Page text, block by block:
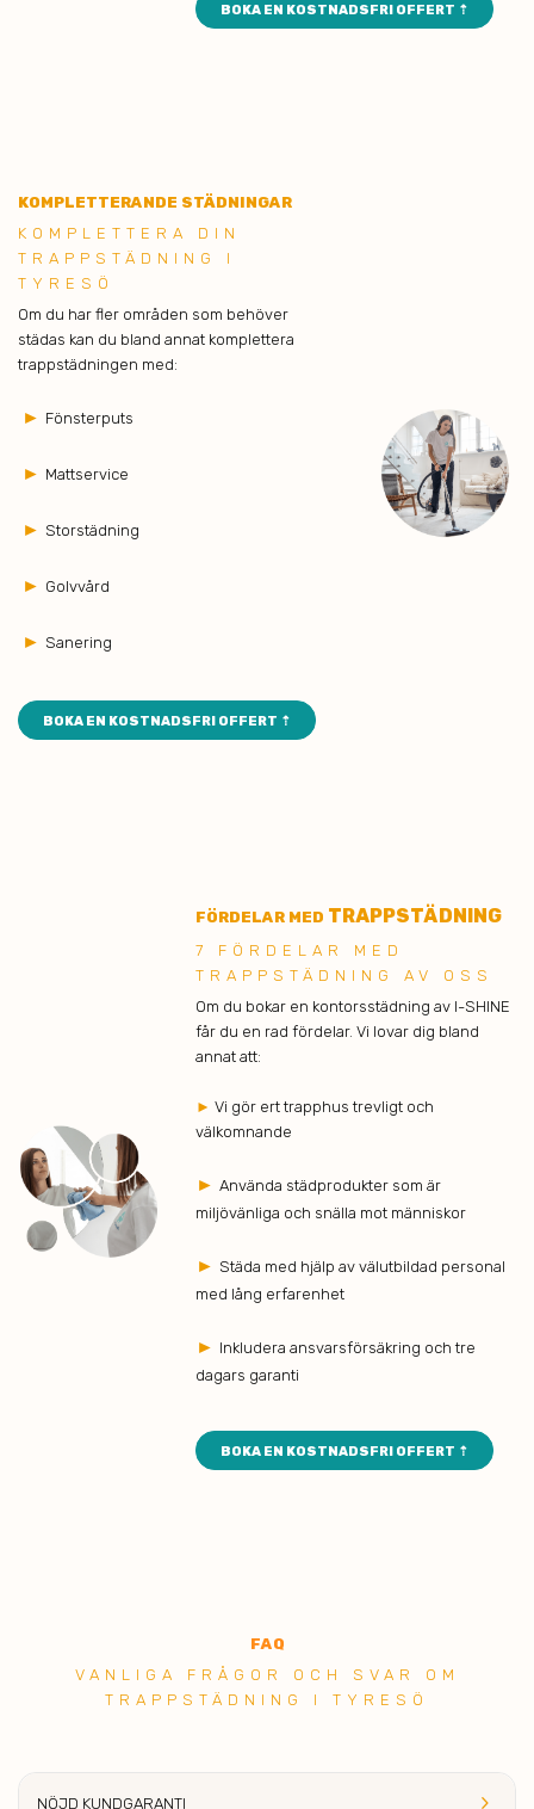
BOKA EN KOSTNADSFRI OFFERT ⇡
KOMPLETTERANDE STÄDNINGAR
KOMPLETTERA DIN
TRAPPSTÄDNING I
TYRESÖ
Om du har fler områden som behöver
städas kan du bland annat komplettera
trappstädningen med:
► Fönsterputs
► Mattservice
► Storstädning
► Golvvård
► Sanering
BOKA EN KOSTNADSFRI OFFERT ⇡
FÖRDELAR MED TRAPPSTÄDNING
7 FÖRDELAR MED
TRAPPSTÄDNING AV OSS
Om du bokar en kontorsstädning av I-SHINE
får du en rad fördelar. Vi lovar dig bland
annat att:
►Vi gör ert trapphus trevligt och
välkomnande
►Använda städprodukter som är
miljövänliga och snälla mot människor
► Städa med hjälp av välutbildad personal
med lång erfarenhet
► Inkludera ansvarsförsäkring och tre
dagars garanti
BOKA EN KOSTNADSFRI OFFERT ⇡
FAQ
VANLIGA FRÅGOR OCH SVAR OM
TRAPPSTÄDNING I TYRESÖ
keyboard_arrow_right
NÖJD KUNDGARANTI